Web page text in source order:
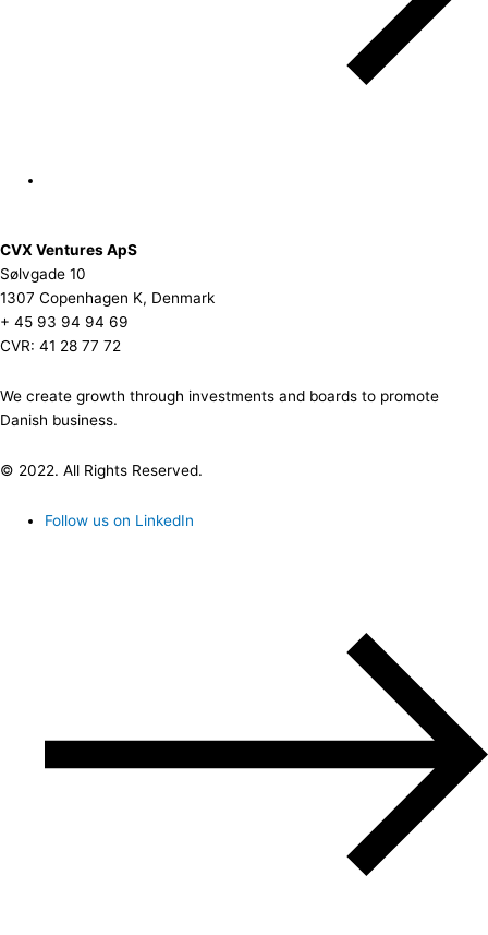
CVX Ventures ApS
Sølvgade 10
1307 Copenhagen K, Denmark
+ 45 93 94 94 69
CVR: 41 28 77 72
We create growth through investments and boards to promote
Danish business.
© 2022. All Rights Reserved.
Follow us on LinkedIn